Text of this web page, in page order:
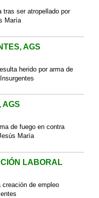
tras ser atropellado por
María
AGS
herido por arma de
AGS
de fuego en contra
María
LABORAL
de empleo